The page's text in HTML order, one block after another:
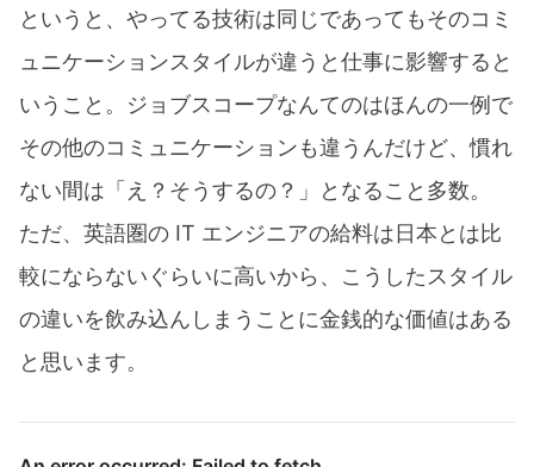
というと、やってる技術は同じであってもそのコミ
ュニケーションスタイルが違うと仕事に影響すると
いうこと。ジョブスコープなんてのはほんの一例で
その他のコミュニケーションも違うんだけど、慣れ
ない間は「え？そうするの？」となること多数。
ただ、英語圏の IT エンジニアの給料は日本とは比
較にならないぐらいに高いから、こうしたスタイル
の違いを飲み込んしまうことに金銭的な価値はある
と思います。